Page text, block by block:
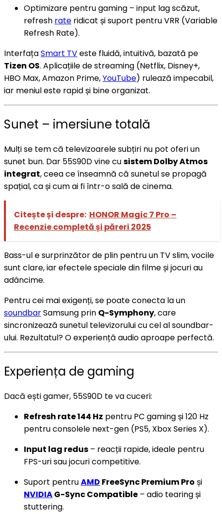
Optimizare pentru gaming – input lag scăzut,
refresh rate ridicat și suport pentru VRR (Variable
Refresh Rate).
InterfațaSmart TVeste fluidă, intuitivă, bazată pe
Tizen OS. Aplicațiile de streaming (Netflix, Disney+,
HBO Max, Amazon Prime,YouTube) rulează impecabil,
iar meniul este rapid și bine organizat.
Sunet – imersiune totală
Mulți se tem că televizoarele subțiri nu pot oferi un
sunet bun. Dar 55S90D vine cusistem Dolby Atmos
integrat, ceea ce înseamnă că sunetul se propagă
spațial, ca și cum ai fi într-o sală de cinema.
Citește și despre: HONOR Magic 7 Pro –
Recenzie completă și păreri 2025
Bass-ul e surprinzător de plin pentru un TV slim, vocile
sunt clare, iar efectele speciale din filme și jocuri au
adâncime.
Pentru cei mai exigenți, se poate conecta la un
soundbarSamsung prin Q-Symphony, care
sincronizează sunetul televizorului cu cel al soundbar-
ului. Rezultatul? O experiență audio aproape perfectă.
Experiența de gaming
Dacă ești gamer, 55S90D te va cuceri:
Refresh rate 144 Hz pentru PC gaming și 120 Hz
pentru consolele next-gen (PS5, Xbox Series X).
Input lag redus – reacții rapide, ideale pentru
FPS-uri sau jocuri competitive.
Suport pentruAMD FreeSync Premium Pro și
NVIDIAG-Sync Compatible – adio tearing și
stuttering.